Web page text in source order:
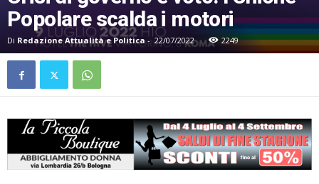
Popolare scalda i motori
Di Redazione Attualità e Politica - 22/07/2022 2249